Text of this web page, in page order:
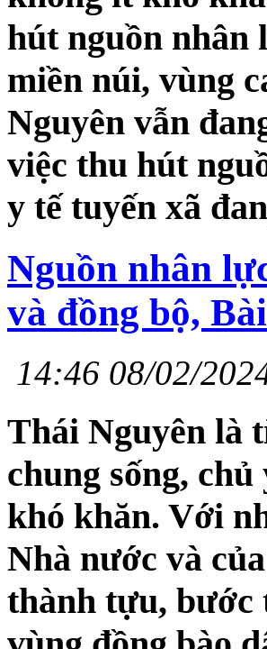
hút nguồn nhân
miền núi, vùng
Nguyên vẫn
việc thu hút
y tế tuyến xã
Nguồn nhân
và đồng bộ,
14:46 08/02/
Thái Nguyên là
chung sống,
khó khăn. Với
Nhà nước và
thành tựu, bước